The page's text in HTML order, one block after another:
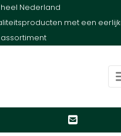
Nederland
met een